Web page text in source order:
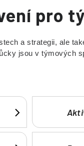
pro
a strategii, ale
jsou v týmových